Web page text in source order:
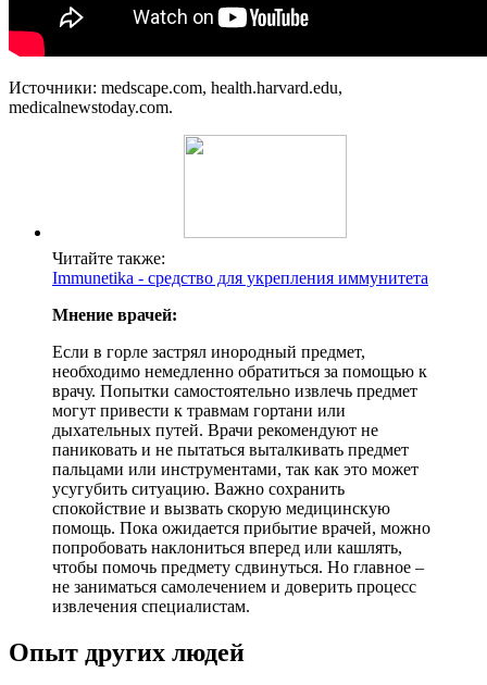
Источники: medscape.com, health.harvard.edu,
medicalnewstoday.com.
Читайте также:
Immunetika - средство для укрепления иммунитета
Мнение врачей:
Если в горле застрял инородный предмет,
необходимо немедленно обратиться за помощью к
врачу. Попытки самостоятельно извлечь предмет
могут привести к травмам гортани или
дыхательных путей. Врачи рекомендуют не
паниковать и не пытаться выталкивать предмет
пальцами или инструментами, так как это может
усугубить ситуацию. Важно сохранить
спокойствие и вызвать скорую медицинскую
помощь. Пока ожидается прибытие врачей, можно
попробовать наклониться вперед или кашлять,
чтобы помочь предмету сдвинуться. Но главное –
не заниматься самолечением и доверить процесс
извлечения специалистам.
Опыт других людей